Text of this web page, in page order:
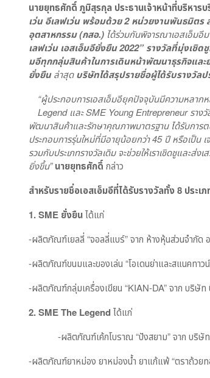
นายยุทธศักดิ์ ภูมิสุรกุล ประธานเจ้าหน้าที่บริหาร
เว่น อีเลฟเว่น พร้อมด้วย2หน่วยงานพันธมิตร
อุตสาหกรรม(กสอ.) ได้ร่วมกันพิจารณาเอสเอ็มอี
เลฟเว่น เอสเอ็มอียั่งยืน2022”รางวัลที่มุ่งเชิด
มอีทุกกลุ่มสินค้าในการเดินหน้าพัฒนาธุรกิจแล
ยั่งยืน ล่าสุดบริษัทได้สรุปรายชื่อผู้ได้รับรางวัล
“ผู้ประกอบการเอสเอ็มอียุคปัจจุบันมีความหลากห
LegendและSME Young Entrepreneurราง
พัฒนาสินค้าและรักษาคุณภาพมาตรฐาน ได้รับการ
ประกอบการรุ่นใหม่ที่มีอายุน้อยกว่า45 ปี หรือเป็น
รวมกับประเภทรางวัลเดิม จะช่วยให้เราเชิดชูและส่
ยิ่งขึ้น” นายยุทธศักดิ์ กล่าว
สำหรับรายชื่อเอสเอ็มอีที่ได้รับรางวัลทั้ง8 ประเ
1. SME ยั่งยืนได้แก่
-ผลิตภัณฑ์เยลลี่ “จอลลี่แบร์” จาก ห้างหุ้นส่วนจำกัด
-ผลิตภัณฑ์ขนมและของเล่น “โอเดนย่าและสแนคทา
-ผลิตภัณฑ์กลุ่มเครื่องเขียน “KIAN-DA” จาก บริษัท
2. SME The Legendได้แก่
-ผลิตภัณฑ์เค้กโบราณ “ปังสยาม” จาก บริษัท
-ผลิตภัณฑ์ยาหม่อง ยาหม่องน้ำ ยาแก้แพ้ “ตราถ้วย